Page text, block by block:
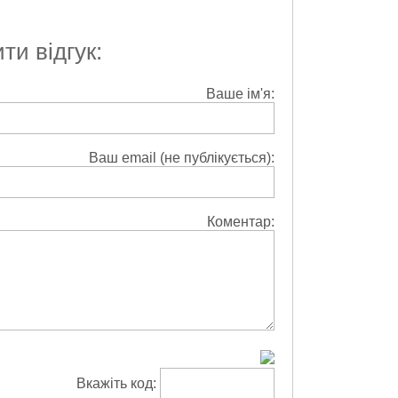
відгук:
Ваше ім'я:
Ваш email (не публікується):
Коментар:
Вкажіть код: